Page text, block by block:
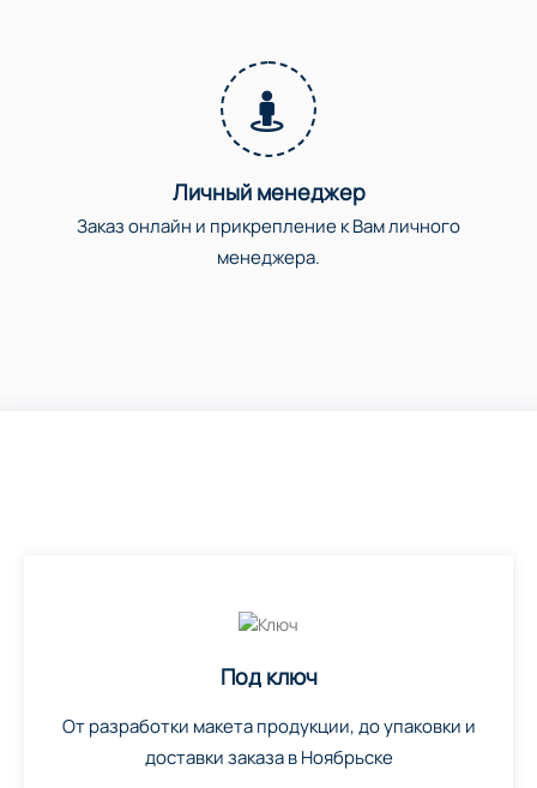
Личный менеджер
Заказ онлайн и прикрепление к Вам личного
менеджера.
Под ключ
От разработки макета продукции, до упаковки и
доставки заказа в Ноябрьске